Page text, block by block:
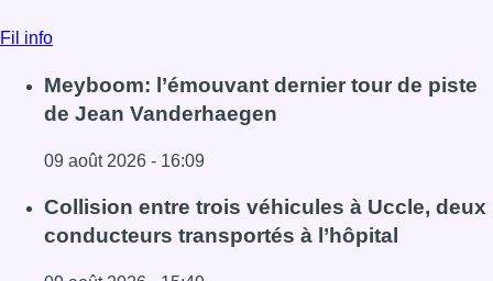
Fil info
Meyboom: l’émouvant dernier tour de piste
de Jean Vanderhaegen
09 août 2026 - 16:09
Lire l'article Meyboom: l’émouvant dernier tour de piste
Collision entre trois véhicules à Uccle, deux
conducteurs transportés à l’hôpital